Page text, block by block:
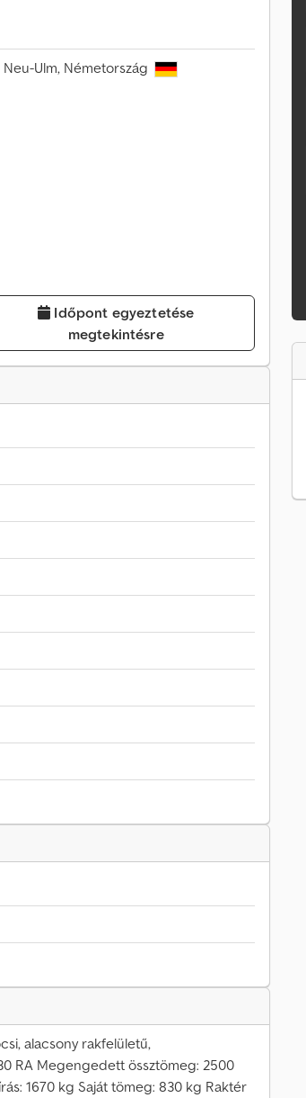
Neu-Ulm, Németország
megtekintésre
alacsony rakfelületű,
RA Megengedett össztömeg: 2500
1670 kg Saját tömeg: 830 kg Raktér